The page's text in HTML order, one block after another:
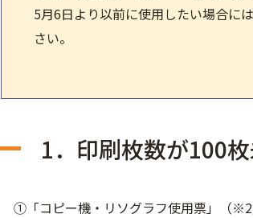
5月6日より以前に使用したい場合に
さい。
1．印刷枚数が100
①「コピー機・リソグラフ使用票」（※2